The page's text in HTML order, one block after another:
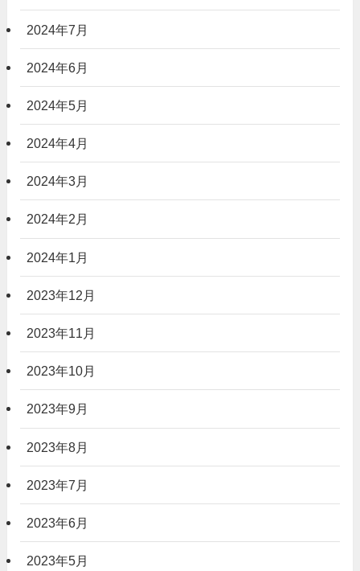
2024年7月
2024年6月
2024年5月
2024年4月
2024年3月
2024年2月
2024年1月
2023年12月
2023年11月
2023年10月
2023年9月
2023年8月
2023年7月
2023年6月
2023年5月